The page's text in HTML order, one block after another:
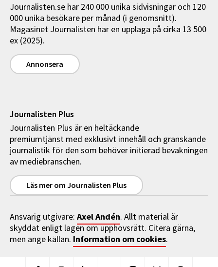
Journalisten.se har 240 000 unika sidvisningar och 120
000 unika besökare per månad (i genomsnitt).
Magasinet Journalisten har en upplaga på cirka 13 500
ex (2025).
Annonsera
Journalisten Plus
Journalisten Plus är en heltäckande
premiumtjänst med exklusivt innehåll och granskande
journalistik för den som behöver initierad bevakningen
av mediebranschen.
Läs mer om Journalisten Plus
Ansvarig utgivare: Axel Andén. Allt material är
skyddat enligt lagen om upphovsrätt. Citera gärna,
men ange källan. Information om cookies.